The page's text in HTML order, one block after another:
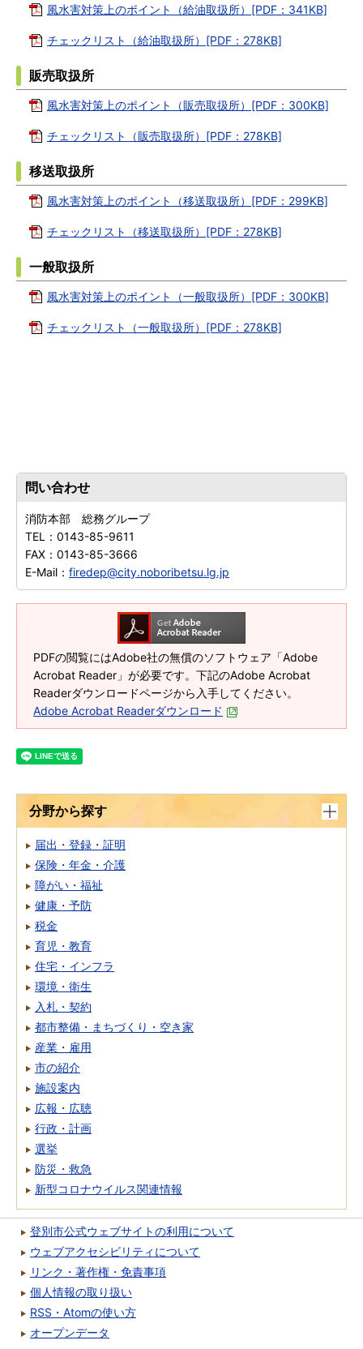
風水害対策上のポイント（給油取扱所）[PDF：341KB]
チェックリスト（給油取扱所）[PDF：278KB]
販売取扱所
風水害対策上のポイント（販売取扱所）[PDF：300KB]
チェックリスト（販売取扱所）[PDF：278KB]
移送取扱所
風水害対策上のポイント（移送取扱所）[PDF：299KB]
チェックリスト（移送取扱所）[PDF：278KB]
一般取扱所
風水害対策上のポイント（一般取扱所）[PDF：300KB]
チェックリスト（一般取扱所）[PDF：278KB]
問い合わせ
消防本部 総務グループ
TEL： 0143-85-9611
FAX： 0143-85-3666
E-Mail： firedep@city.noboribetsu.lg.jp
PDFの閲覧にはAdobe社の無償のソフトウェア「Adobe
Acrobat Reader」が必要です。下記のAdobe Acrobat
Readerダウンロードページから入手してください。
Adobe Acrobat Readerダウンロード
分野から探す
届出・登録・証明
保険・年金・介護
障がい・福祉
健康・予防
税金
育児・教育
住宅・インフラ
環境・衛生
入札・契約
都市整備・まちづくり・空き家
産業・雇用
市の紹介
施設案内
広報・広聴
行政・計画
選挙
防災・救急
新型コロナウイルス関連情報
登別市公式ウェブサイトの利用について
ウェブアクセシビリティについて
リンク・著作権・免責事項
個人情報の取り扱い
RSS・Atomの使い方
オープンデータ